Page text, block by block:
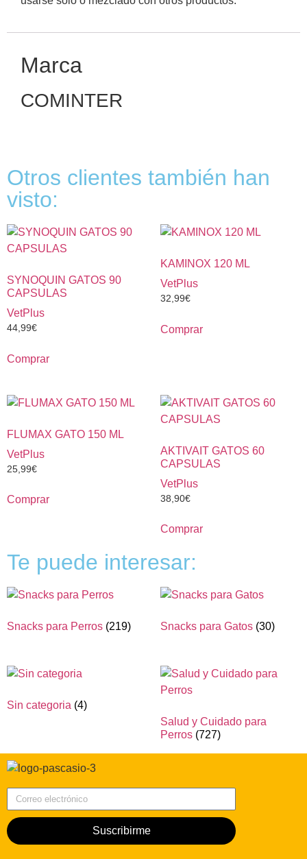
Marca
COMINTER
Otros clientes también han
visto:
SYNOQUIN GATOS 90
CAPSULAS
VetPlus
44,99€
Comprar
KAMINOX 120 ML
VetPlus
32,99€
Comprar
FLUMAX GATO 150 ML
VetPlus
25,99€
Comprar
AKTIVAIT GATOS 60
CAPSULAS
VetPlus
38,90€
Comprar
Te puede interesar:
Snacks para Perros (219) Snacks para Gatos (30)
Sin categoria (4)
Salud y Cuidado para
Perros (727)
Suscribirme